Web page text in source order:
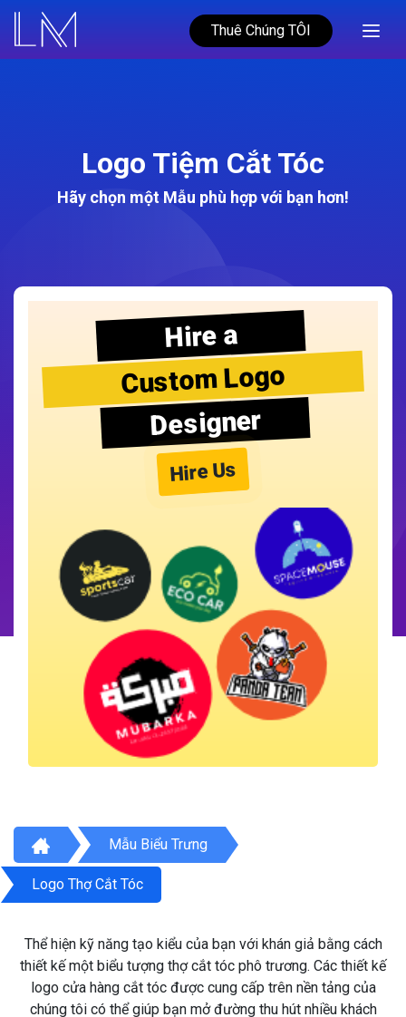
Thuê Chúng TÔI
Logo Tiệm Cắt Tóc
Hãy chọn một Mẫu phù hợp với bạn hơn!
Hire a
Custom Logo
Designer
Hire Us
Mẫu Biểu Trưng
Logo Thợ Cắt Tóc
Thể hiện kỹ năng tạo kiểu của bạn với khán giả bằng cách
thiết kế một biểu tượng thợ cắt tóc phô trương. Các thiết kế
logo cửa hàng cắt tóc được cung cấp trên nền tảng của
chúng tôi có thể giúp bạn mở đường thu hút nhiều khách